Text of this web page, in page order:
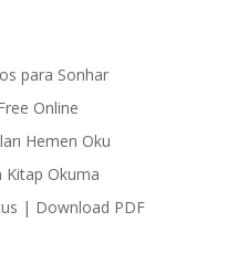
para Sonhar
Online
Hemen Oku
Kitap Okuma
| Download PDF